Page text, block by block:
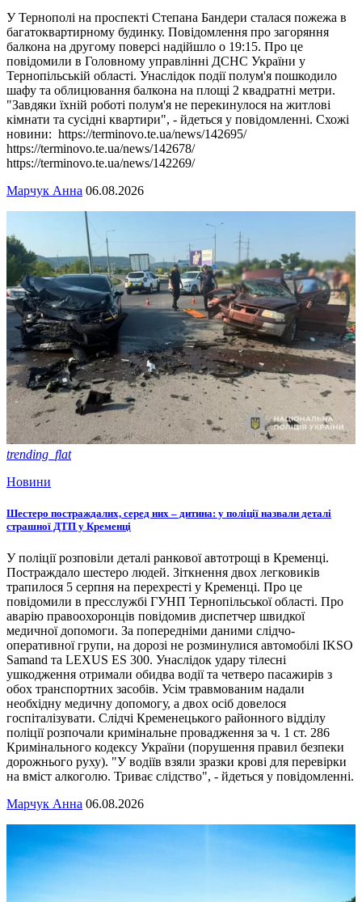
У Тернополі на проспекті Степана Бандери сталася пожежа в
багатоквартирному будинку. Повідомлення про загоряння
балкона на другому поверсі надійшло о 19:15. Про це
повідомили в Головному управлінні ДСНС України у
Тернопільській області. Унаслідок події полум'я пошкодило
шафу та облицювання балкона на площі 2 квадратні метри.
"Завдяки їхній роботі полум'я не перекинулося на житлові
кімнати та сусідні квартири", - йдеться у повідомленні. Схожі
новини: https://terminovo.te.ua/news/142695/
https://terminovo.te.ua/news/142678/
https://terminovo.te.ua/news/142269/
Марчук Анна 06.08.2026
trending_flat
Новини
Шестеро постраждалих, серед них – дитина: у поліції назвали деталі
страшної ДТП у Кременці
У поліції розповіли деталі ранкової автотрощі в Кременці.
Постраждало шестеро людей. Зіткнення двох легковиків
трапилося 5 серпня на перехресті у Кременці. Про це
повідомили в пресслужбі ГУНП Тернопільської області. Про
аварію правоохоронців повідомив диспетчер швидкої
медичної допомоги. За попередніми даними слідчо-
оперативної групи, на дорозі не розминулися автомобілі IKSO
Samand та LEXUS ES 300. Унаслідок удару тілесні
ушкодження отримали обидва водії та четверо пасажирів з
обох транспортних засобів. Усім травмованим надали
необхідну медичну допомогу, а двох осіб довелося
госпіталізувати. Слідчі Кременецького районного відділу
поліції розпочали кримінальне провадження за ч. 1 ст. 286
Кримінального кодексу України (порушення правил безпеки
дорожнього руху). "У водіїв взяли зразки крові для перевірки
на вміст алкоголю. Триває слідство", - йдеться у повідомленні.
Марчук Анна 06.08.2026